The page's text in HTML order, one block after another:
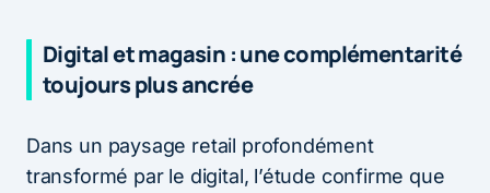
Digital et magasin : une complémentarité
toujours plus ancrée
Dans un paysage retail profondément
transformé par le digital, l’étude confirme que